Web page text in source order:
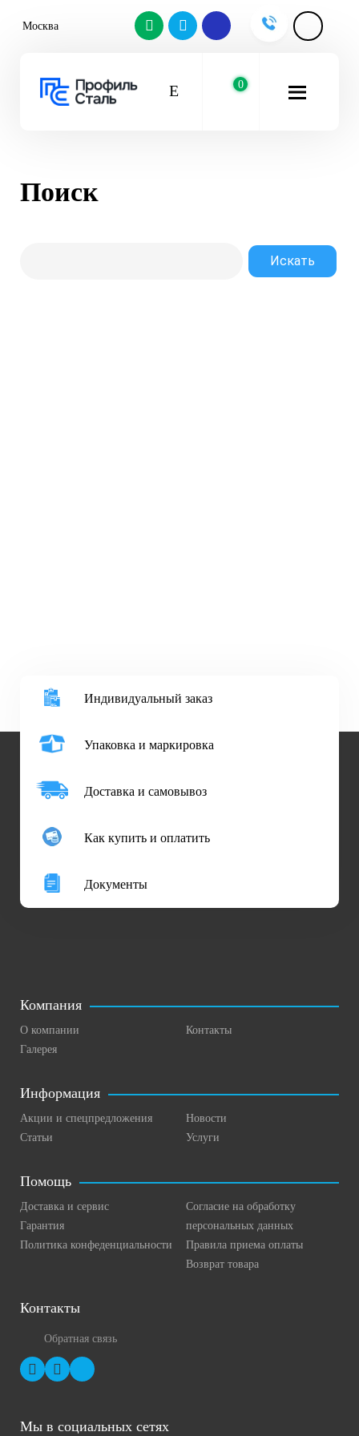
Москва
0
Поиск
Индивидуальный заказ
Упаковка и маркировка
Доставка и самовывоз
Как купить и оплатить
Документы
Компания
О компании
Галерея
Контакты
Информация
Акции и спецпредложения
Статьи
Новости
Услуги
Помощь
Доставка и сервис
Гарантия
Политика конфеденциальности
Согласие на обработку
персональных данных
Правила приема оплаты
Возврат товара
Контакты
Обратная связь
Мы в социальных сетях